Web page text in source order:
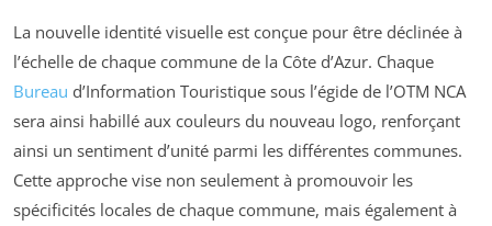
La nouvelle identité visuelle est conçue pour être déclinée à
l’échelle de chaque commune de la Côte d’Azur. Chaque
Bureau d’Information Touristique sous l’égide de l’OTM NCA
sera ainsi habillé aux couleurs du nouveau logo, renforçant
ainsi un sentiment d’unité parmi les différentes communes.
Cette approche vise non seulement à promouvoir les
spécificités locales de chaque commune, mais également à